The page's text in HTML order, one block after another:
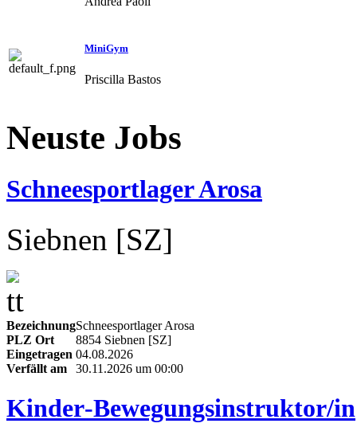
MiniGym
Priscilla Bastos
Neuste Jobs
Schneesportlager Arosa
Siebnen [SZ]
BezeichnungSchneesportlager Arosa
PLZ Ort
8854 Siebnen [SZ]
Eingetragen 04.08.2026
Verfällt am
30.11.2026 um 00:00
Kinder‑Bewegungsinstruktor/in